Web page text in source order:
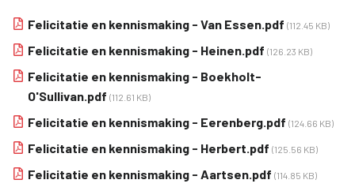
Felicitatie en kennismaking - Van Essen.pdf (112.45 KB)
Felicitatie en kennismaking - Heinen.pdf (126.23 KB)
Felicitatie en kennismaking - Boekholt-
O'Sullivan.pdf (112.61 KB)
Felicitatie en kennismaking - Eerenberg.pdf (124.66 KB)
Felicitatie en kennismaking - Herbert.pdf (125.56 KB)
Felicitatie en kennismaking - Aartsen.pdf (114.85 KB)